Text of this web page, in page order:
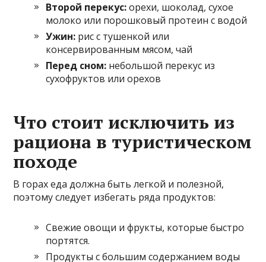
Второй перекус:орехи, шоколад, сухое
молоко или порошковый протеин с водой
Ужин: рис с тушенкой или
консервированным мясом, чай
Перед сном: небольшой перекус из
сухофруктов или орехов
Что стоит исключить из
рациона в туристическом
походе
В горах еда должна быть легкой и полезной,
поэтому следует избегать ряда продуктов:
Свежие овощи и фрукты, которые быстро
портятся.
Продукты с большим содержанием воды